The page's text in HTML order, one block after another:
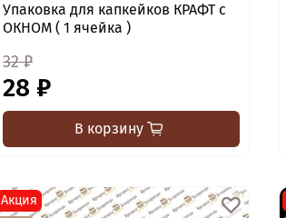
Упаковка для капкейков КРАФТ с
ОКНОМ ( 1 ячейка )
32 ₽
28 ₽
В корзину
Акция